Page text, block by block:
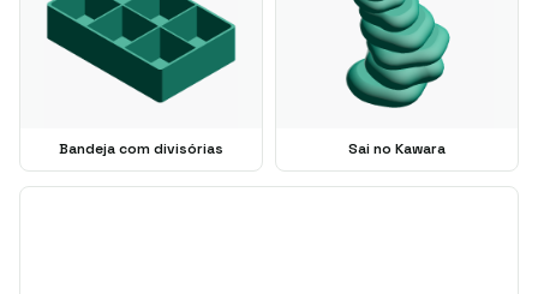
Bandeja com divisórias Sai no Kawara